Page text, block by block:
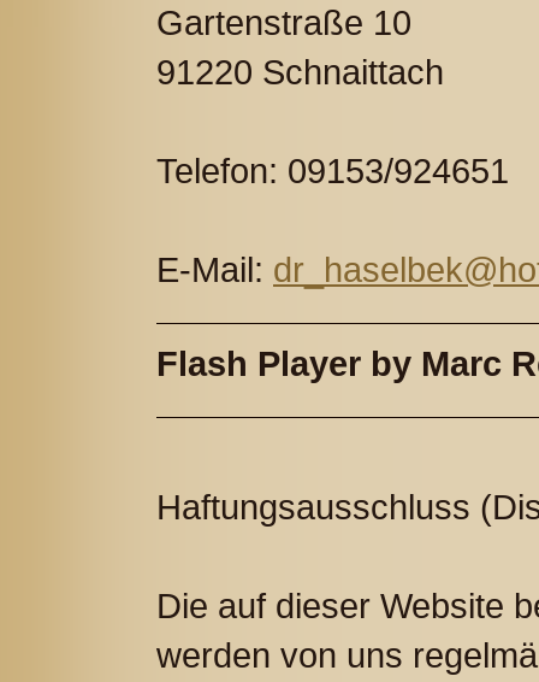
Gartenstraße 10
91220 Schnaittach
Telefon: 09153/924651
E-Mail:
Flash Player by Marc
Haftungsausschluss
Die auf dieser Website
werden von uns